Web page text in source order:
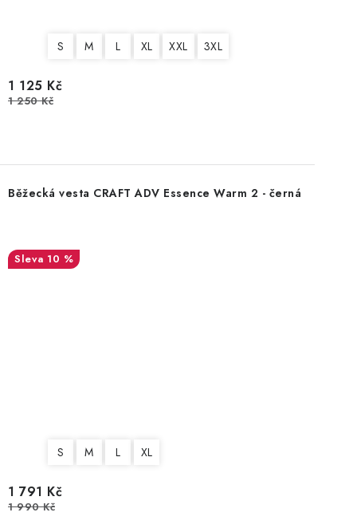
S M L XL XXL 3XL
1 125 Kč
1 250 Kč
Běžecká vesta CRAFT ADV Essence Warm 2 - černá
10 %
S M L XL
1 791 Kč
1 990 Kč